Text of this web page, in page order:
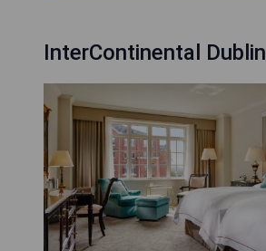
InterContinental Dublin